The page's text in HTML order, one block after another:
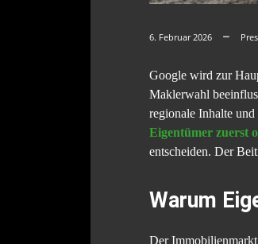
6. Februar 2026
Google wird zur
Maklerwahl
regionale Inhalte
Eigentümer zuerst
entscheiden. Der
Warum
Der Immobilienmarkt